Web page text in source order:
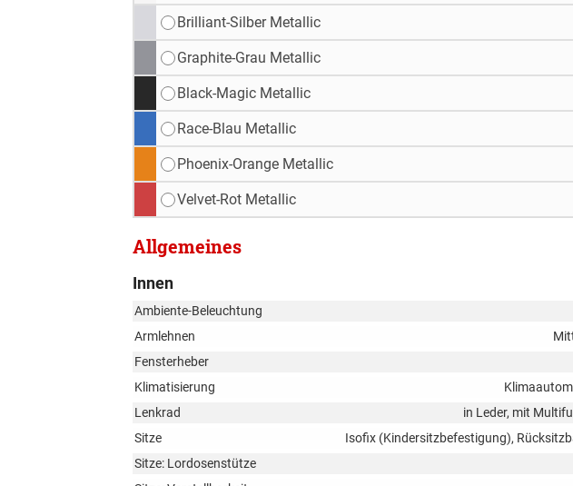
Brilliant-Silber Metallic
Graphite-Grau Metallic
Black-Magic Metallic
Race-Blau Metallic
Phoenix-Orange Metallic
Velvet-Rot Metallic
Allgemeines
Innen
Ambiente-Beleuchtung
Armlehnen
Fensterheber
Klimatisierung
Lenkrad
in Leder, mit
Sitze
Isofix (Kindersitzbefestigung),
Sitze: Lordosenstütze